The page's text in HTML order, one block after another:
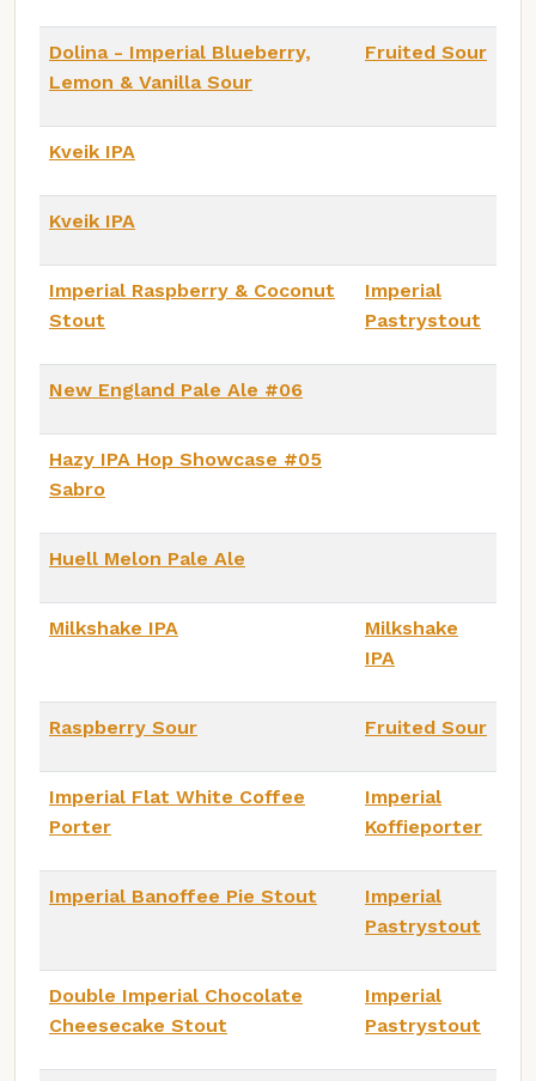
Dolina - Imperial Blueberry,
Lemon & Vanilla Sour
Fruited Sour
Kveik IPA
Kveik IPA
Imperial Raspberry & Coconut
Stout
Imperial
Pastrystout
New England Pale Ale #06
Hazy IPA Hop Showcase #05
Sabro
Huell Melon Pale Ale
Milkshake IPA
Milkshake
IPA
Raspberry Sour Fruited Sour
Imperial Flat White Coffee
Porter
Imperial
Koffieporter
Imperial Banoffee Pie Stout
Imperial
Pastrystout
Double Imperial Chocolate
Cheesecake Stout
Imperial
Pastrystout